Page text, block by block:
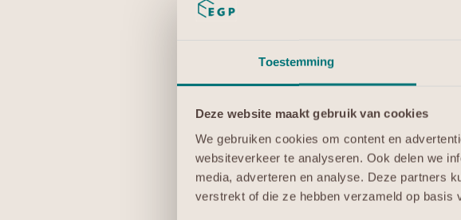
Toestemming
Deze website maakt gebruik van cookies
We gebruiken cookies om content en
websiteverkeer te analyseren. Ook delen we
media, adverteren en analyse. Deze partners
verstrekt of die ze hebben verzameld op basis
Behalve
over je
problemen
zijn jouw
gebruik
dat bij het
(delete) en
Meerdere
Zelfs als je